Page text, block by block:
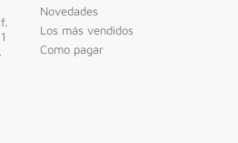
Novedades
Los más vendidos
Como pagar